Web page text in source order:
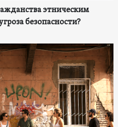
этническим
безопасности?